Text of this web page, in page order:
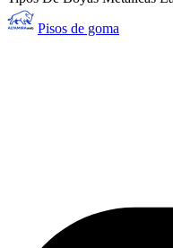
Publicado
por
Pisos de goma